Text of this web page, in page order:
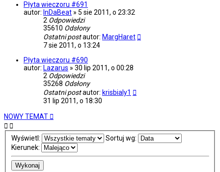
Płyta wieczoru #691
autor: InDaBeat » 5 sie 2011, o 23:32
2 Odpowiedzi
35610 Odsłony
Ostatni postautor: MargHaret
7 sie 2011, o 13:24
Płyta wieczoru #690
autor: Lazarus » 30 lip 2011, o 00:28
2 Odpowiedzi
35268 Odsłony
Ostatni postautor: krisbialy1
31 lip 2011, o 18:30
NOWY TEMAT
Wyświetl:
Sortuj wg:
Kierunek: